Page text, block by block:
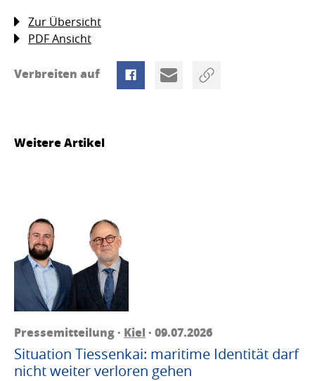
Zur Übersicht
PDF Ansicht
Verbreiten auf
Weitere Artikel
Pressemitteilung · Kiel · 09.07.2026
Situation Tiessenkai: maritime Identität darf
nicht weiter verloren gehen